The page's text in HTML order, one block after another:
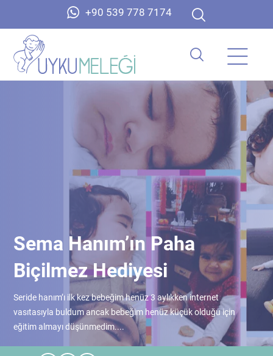
+90 539 778 7174
Sema Hanım’ın Paha
Biçilmez Hediyesi
Seride hanım’ı ilk kez bebeğim henüz 3 aylıkken internet
vasıtasıyla buldum ancak bebeğim henüz küçük olduğu için
eğitim almayı düşünmedim....